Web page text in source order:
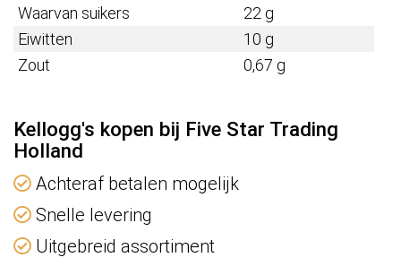
Waarvan suikers
22 g
Eiwitten
10 g
Zout
0,67 g
Kellogg's kopen bij Five Star Trading
Holland
Achteraf betalen mogelijk
Snelle levering
Uitgebreid assortiment